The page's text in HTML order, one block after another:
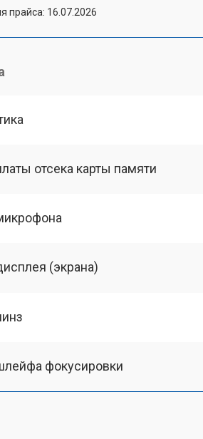
прайса: 16.07.2026
отсека карты памяти
(экрана)
фокусировки